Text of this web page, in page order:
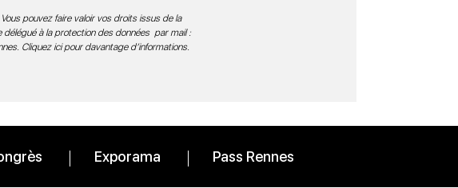
pouvez faire valoir vos droits issus de la
délégué à la protection des données par mail :
Cliquez ici pour davantage d’informations.
Exporama Pass Rennes